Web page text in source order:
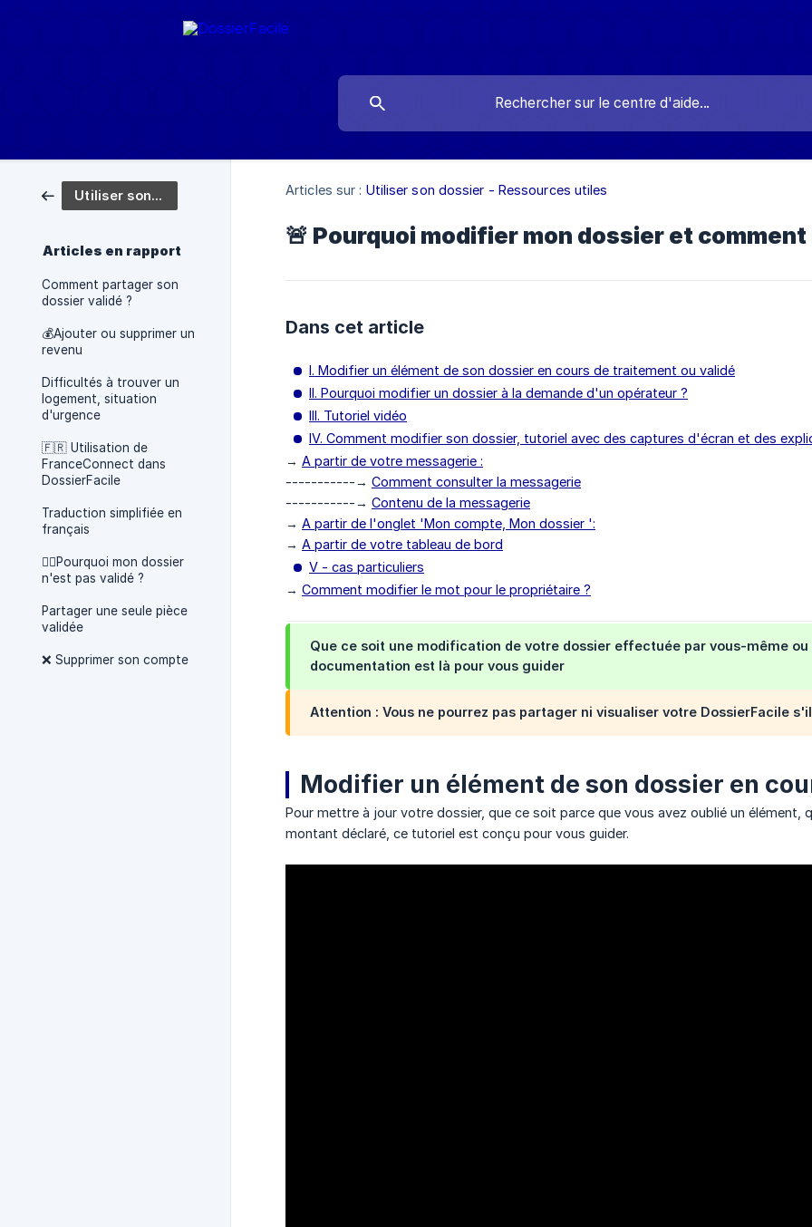
Utiliser son dossier - Ressources utiles
Articles en rapport
Comment partager son
dossier validé ?
💰Ajouter ou supprimer un
revenu
Difficultés à trouver un
logement, situation
d'urgence
🇫🇷 Utilisation de
FranceConnect dans
DossierFacile
Traduction simplifiée en
français
🤦‍♂️Pourquoi mon dossier
n'est pas validé ?
Partager une seule pièce
validée
❌ Supprimer son compte
Articles sur : Utiliser son dossier - Ressources utiles
🚨 Pourquoi modifier mon dossier et comment
Dans cet article
I. Modifier un élément de son dossier en cours de traitement ou validé
II. Pourquoi modifier un dossier à la demande d'un opérateur ?
III. Tutoriel vidéo
IV. Comment modifier son dossier, tutoriel avec des captures d'écran et des
→ A partir de votre messagerie :
-----------→ Comment consulter la messagerie
-----------→ Contenu de la messagerie
→ A partir de l'onglet 'Mon compte, Mon dossier ':
→ A partir de votre tableau de bord
V - cas particuliers
→ Comment modifier le mot pour le propriétaire ?
Que ce soit une modification de votre dossier effectuée par vous-même
documentation est là pour vous guider
Attention : Vous ne pourrez pas partager ni visualiser votre DossierFacile
Modifier un élément de son dossier en
Pour mettre à jour votre dossier, que ce soit parce que vous avez oublié un
montant déclaré, ce tutoriel est conçu pour vous guider.